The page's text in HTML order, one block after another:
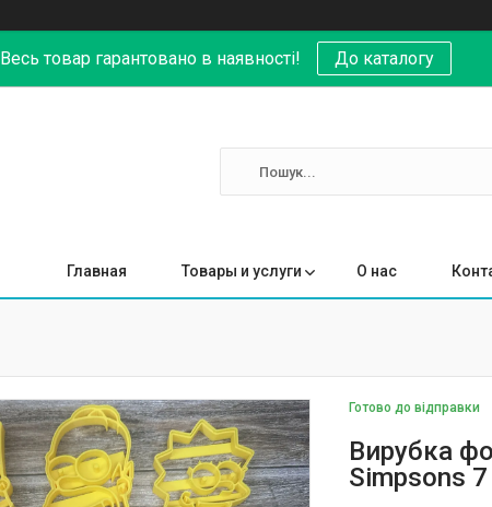
Весь товар гарантовано в наявності! До каталогу
Главная Товары и услуги О нас
Готово до відправки
Вирубка
Simpsons